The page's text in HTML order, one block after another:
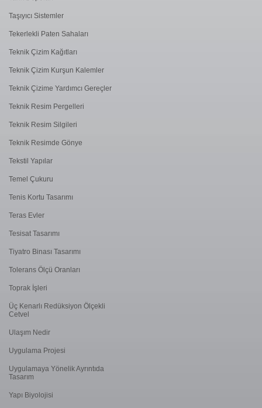
Taşıyıcı Sistemler
Tekerlekli Paten Sahaları
Teknik Çizim Kağıtları
Teknik Çizim Kurşun Kalemler
Teknik Çizime Yardımcı Gereçler
Teknik Resim Pergelleri
Teknik Resim Silgileri
Teknik Resimde Gönye
Tekstil Yapılar
Temel Çukuru
Tenis Kortu Tasarımı
Teras Evler
Tesisat Tasarımı
Tiyatro Binası Tasarımı
Tolerans Ölçü Oranları
Toprak İşleri
Üç Kenarlı Redüksiyon Ölçekli
Cetvel
Ulaşım Nedir
Uygulama Projesi
Uygulamaya Yönelik Ayrıntıda
Tasarım
Yapı Biyolojisi